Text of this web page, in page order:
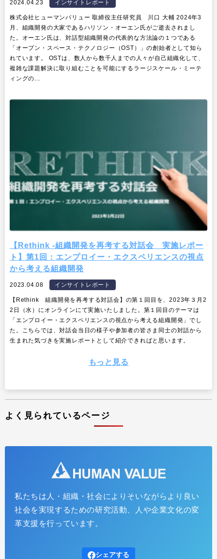
2024.04.23 インサイトレポート
株式会社ヒューマンバリュー 取締役主任研究員 川口 大輔 2024年3
月、組織開発の大家であるハリソン・オーエン氏がご逝去されまし
た。オーエン氏は、対話型組織開発の代表的な方法論の１つである
「オープン・スペース・テクノロジー（OST）」の創始者として知ら
れています。 OSTは、数人から数千人までの人々が自己組織化して、
複雑な課題解決に取り組むことを可能にするラージスケール・ミーテ
ィングの...
【Rethink -組織開発を再考する対話会 実施レポー
ト】第1回：エンプロイー・エクスペリエンスの視点
から考える組織開発
2023.04.08 インサイトレポート
【Rethink 組織開発を再考する対話会】の第１回目を、2023年３月2
2日（水）にオンラインにて実施いたしました。第１回目のテーマは
「エンプロイー・エクスペリエンスの視点から考える組織開発」でし
た。こちらでは、対話会当日の様子や参加者の皆さま同士の対話から
生まれた気づきを実施レポートとして紹介できればと思います。
ファシリテーターのBe（あり方）～海外の優れたフ
ァシリテーターから学ぶ姿勢・信念～
2009.01.20 インサイトレポート
般に使用されるようになって5～6年が経過しようとしている。企業や
もっと見る
よく見られているページ
私たちは人・組織・社会によりそいながらより良い
社会を実現するための研究活動、人や企業文化の変
革支援を行っています。
シェアする